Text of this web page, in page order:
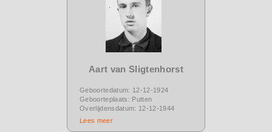
Aart van Sligtenhorst
Geboortedatum: 12-12-1924
Geboorteplaats: Putten
Overlijdensdatum: 12-12-1944
Lees meer